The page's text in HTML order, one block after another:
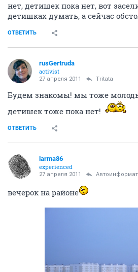
нет, детишек пока нет, вот
детишках думать, а сейчас
ОТВЕТИТЬ
rusGertruda
activist
27 апреля 2011 Tritata
Будем знакомы! мы тоже
детишек тоже пока нет!
ОТВЕТИТЬ
larma86
experienced
27 апреля 2011
вечерок на районе